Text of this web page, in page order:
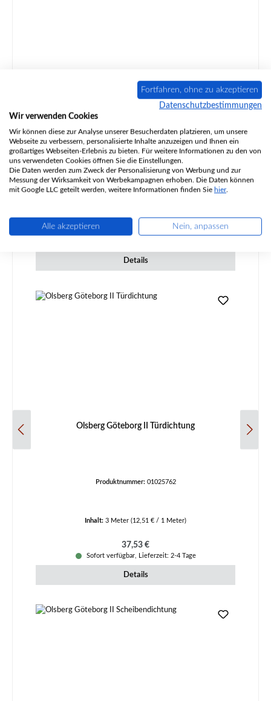
Olsberg Göteborg II Ascherost
Produktnummer:01025549
Regulärer Preis:
Details
Olsberg Göteborg II Türdichtung
Produktnummer: 01025762
Inhalt: 3 Meter (12,51 € / 1 Meter)
Regulärer Preis:
37,53 €
Sofort verfügbar, Lieferzeit: 2-4 Tage
Details
Fortfahren, ohne zu akzeptieren
Datenschutzbestimmungen
Wir verwenden Cookies
Wir können diese zur Analyse unserer Besucherdaten platzieren, um unsere
Webseite zu verbessern, personalisierte Inhalte anzuzeigen und Ihnen ein
großartiges Webseiten-Erlebnis zu bieten. Für weitere Informationen zu den von
uns verwendeten Cookies öffnen Sie die Einstellungen.
Die Daten werden zum Zweck der Personalisierung von Werbung und zur
Messung der Wirksamkeit von Werbekampagnen erhoben. Die Daten können
mit Google LLC geteilt werden, weitere Informationen finden Sie hier.
Alle akzeptieren Nein, anpassen